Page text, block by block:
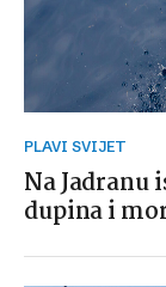
PLAVI SVIJET
Na
dupina i